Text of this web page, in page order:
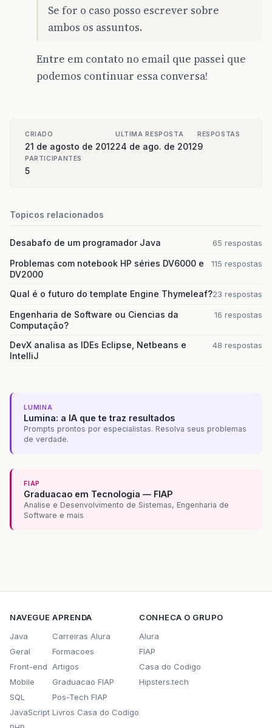
Se for o caso posso escrever sobre
ambos os assuntos.
Entre em contato no email que passei que
podemos continuar essa conversa!
CRIADO
21 de agosto de 2012
ULTIMA RESPOSTA
24 de ago. de 2012
RESPOSTAS
9
PARTICIPANTES
5
Topicos relacionados
Desabafo de um programador Java 65 respostas
Problemas com notebook HP séries DV6000 e
DV2000
115 respostas
Qual é o futuro do template Engine Thymeleaf?23 respostas
Engenharia de Software ou Ciencias da
Computação?
16 respostas
DevX analisa as IDEs Eclipse, Netbeans e
IntelliJ
48 respostas
LUMINA
Lumina: a IA que te traz resultados
Prompts prontos por especialistas. Resolva seus problemas
de verdade.
FIAP
Graduacao em Tecnologia — FIAP
Analise e Desenvolvimento de Sistemas, Engenharia de
Software e mais
NAVEGUE
Java
Geral
Front-end
Mobile
SQL
JavaScript
APRENDA
Carreiras Alura
Formacoes
Artigos
Graduacao FIAP
Pos-Tech FIAP
Livros Casa do Codigo
CONHECA O GRUPO
Alura
FIAP
Casa do Codigo
Hipsters.tech